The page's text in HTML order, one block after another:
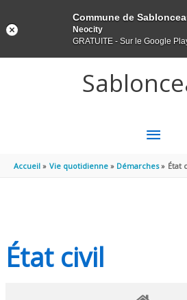
MENU
Accueil Vie quotidienne Démarches État
État civil
Commune de
Neocity
GRATUITE - Sur le Google